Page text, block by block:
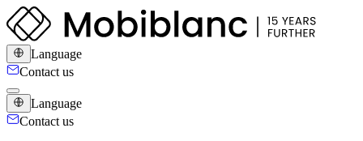
Language
Contact us
Language
Contact us